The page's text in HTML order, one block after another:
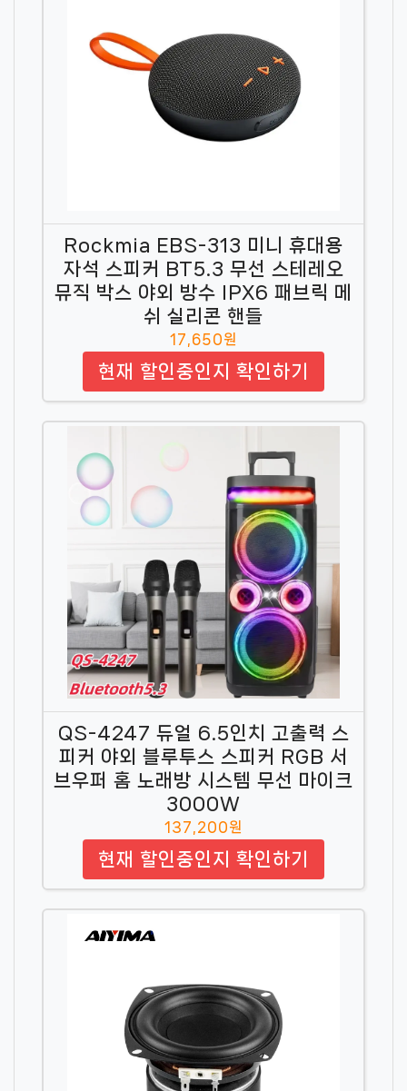
Rockmia EBS-313 미니 휴대용
자석 스피커 BT5.3 무선 스테레오
뮤직 박스 야외 방수 IPX6 패브릭 메
쉬 실리콘 핸들
17,650원
현재 할인중인지 확인하기
QS-4247 듀얼 6.5인치 고출력 스
피커 야외 블루투스 스피커 RGB 서
브우퍼 홈 노래방 시스템 무선 마이크
3000W
137,200원
현재 할인중인지 확인하기